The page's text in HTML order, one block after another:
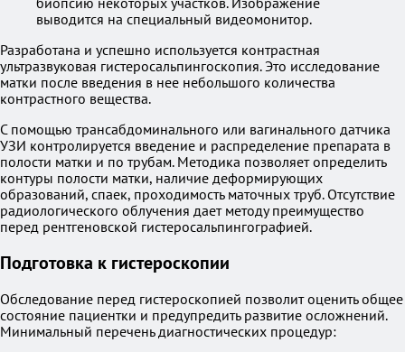
выводится на специальный видеомонитор.
Разработана и успешно используется контрастная
ультразвуковая гистеросальпингоскопия. Это исследование
матки после введения в нее небольшого количества
контрастного вещества.
С помощью трансабдоминального или вагинального датчика
УЗИ контролируется введение и распределение препарата в
полости матки и по трубам. Методика позволяет определить
контуры полости матки, наличие деформирующих
образований, спаек, проходимость маточных труб. Отсутствие
радиологического облучения дает методу преимущество
перед рентгеновской гистеросальпингографией.
Подготовка к гистероскопии
Обследование перед гистероскопией позволит оценить общее
состояние пациентки и предупредить развитие осложнений.
Минимальный перечень диагностических процедур: